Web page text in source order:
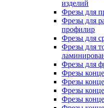
изделий
Фрезы для
Фрезы для
профилир
Фрезы для
Фрезы для
Фрезы для
Фрезы
Фрезы
Фрезы
Фрезы